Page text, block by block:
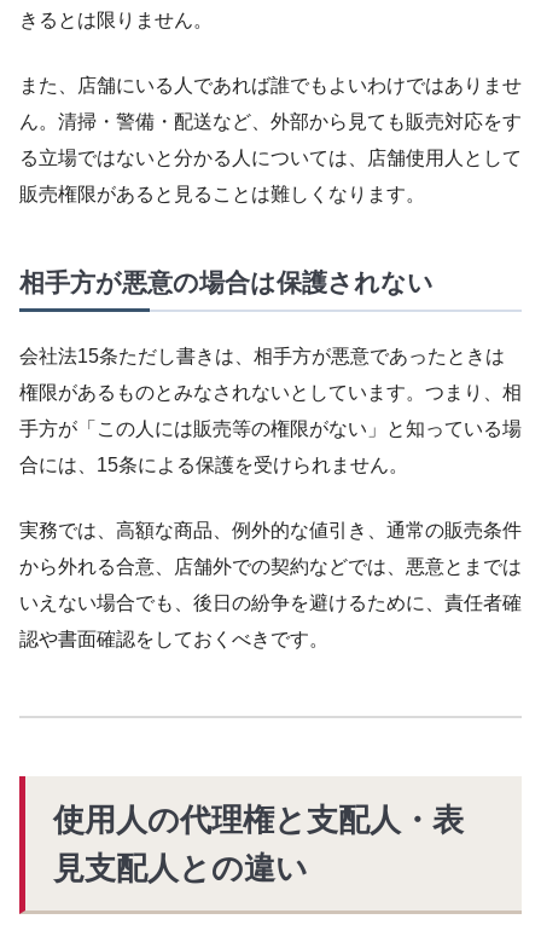
きるとは限りません。
また、店舗にいる人であれば誰でもよいわけではありませ
ん。清掃・警備・配送など、外部から見ても販売対応をす
る立場ではないと分かる人については、店舗使用人として
販売権限があると見ることは難しくなります。
相手方が悪意の場合は保護されない
会社法15条ただし書きは、相手方が悪意であったときは
権限があるものとみなされないとしています。つまり、相
手方が「この人には販売等の権限がない」と知っている場
合には、15条による保護を受けられません。
実務では、高額な商品、例外的な値引き、通常の販売条件
から外れる合意、店舗外での契約などでは、悪意とまでは
いえない場合でも、後日の紛争を避けるために、責任者確
認や書面確認をしておくべきです。
使用人の代理権と支配人・表
見支配人との違い